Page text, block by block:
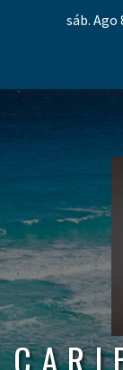
sáb. Ago